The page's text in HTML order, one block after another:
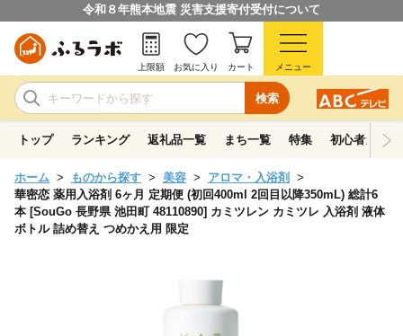
令和８年熊本地震 災害支援寄付受付について
検索
上限額 お気に入り カート メニュー
トップ ランキング 返礼品一覧 まち一覧 特集 初心者ガイド
ホーム ものから探す 美容
アロマ・入浴剤
華密恋 薬用入浴剤 6ヶ月 定期便 (初回400ml 2回目以降350mL) 総計6
本 [SouGo 長野県 池田町 48110890] カミツレン カミツレ 入浴剤 液体
ボトル 詰め替え つめかえ用 限定